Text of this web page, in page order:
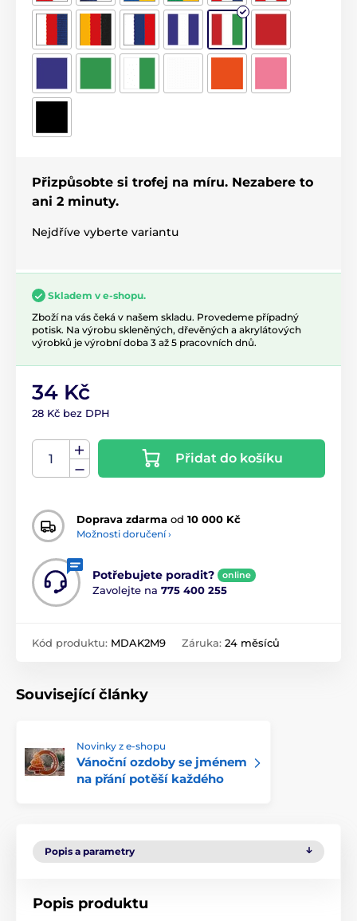
Přizpůsobte si trofej na míru. Nezabere to
ani 2 minuty.
Nejdříve vyberte variantu
Skladem v e-shopu.
Zboží na vás čeká v našem skladu. Provedeme případný
potisk. Na výrobu skleněných, dřevěných a akrylátových
výrobků je výrobní doba 3 až 5 pracovních dnů.
34 Kč
28 Kč bez DPH
Přidat do košíku
Doprava zdarma od 10 000 Kč
Možnosti doručení ›
Potřebujete poradit? online
Zavolejte na 775 400 255
Kód produktu: MDAK2M9 Záruka: 24 měsíců
Související články
Novinky z e-shopu
Vánoční ozdoby se jménem
na přání potěší každého
Popis a parametry
Popis produktu